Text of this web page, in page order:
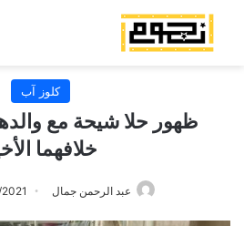
كلوز آب
ظهور حلا شيحة مع
خلافهما
عبد الرحمن جمال